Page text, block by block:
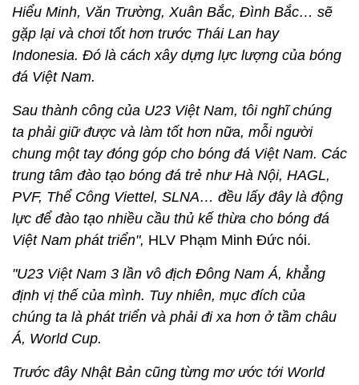
Hiểu Minh, Văn Trường, Xuân Bắc, Đình Bắc… sẽ
gặp lại và chơi tốt hơn trước Thái Lan hay
Indonesia. Đó là cách xây dựng lực lượng của bóng
đá Việt Nam.
Sau thành công của U23 Việt Nam, tôi nghĩ chúng
ta phải giữ được và làm tốt hơn nữa, mỗi người
chung một tay đóng góp cho bóng đá Việt Nam. Các
trung tâm đào tạo bóng đá trẻ như Hà Nội, HAGL,
PVF, Thể Công Viettel, SLNA… đều lấy đây là động
lực để đào tạo nhiều cầu thủ kế thừa cho bóng đá
Việt Nam phát triển", HLV Phạm Minh Đức nói.
"U23 Việt Nam 3 lần vô địch Đông Nam Á, khẳng
định vị thế của mình. Tuy nhiên, mục đích của
chúng ta là phát triển và phải đi xa hơn ở tầm châu
Á, World Cup.
Trước đây Nhật Bản cũng từng mơ ước tới World